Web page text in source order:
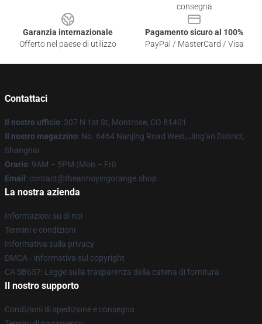
consegna
Garanzia internazionale
Offerto nel paese di utilizzo
Pagamento sicuro al 100%
PayPal / MasterCard / Visa
Contattaci
Il nostro ufficio: 307 N 1st St, Montrose, CO 81401
Il nostro magazzino: No. 6464 Nanjing Road West, Jing'an District,
Shanghai
Orario: 9AM – 5PM (Mon – Fri)
Email : contact@theannoyingorange.shop
La nostra azienda
Informazioni su di noi
Termini e condizioni
Informativa sulla privacy
DMCA - Informativa sul copyright
CA SB657: Legge sulla trasparenza della catena di fornitura
Il nostro supporto
Condizioni di spedizione e consegna